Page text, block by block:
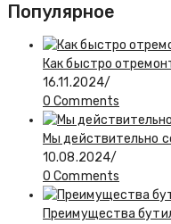
Популярное
Как быстро
16.11.2024/
0 Comments
Мы действительно
10.08.2024/
0 Comments
Преимущества